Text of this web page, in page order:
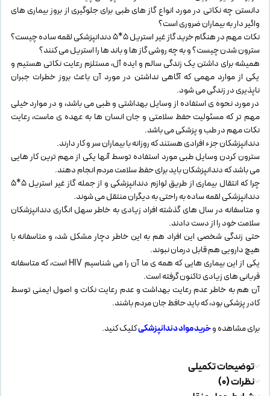
دانستن چه نکاتی در مورد انواع گاز های طبی برای جلوگیری از بروز بیماری های
واگیر دار به بیماران ضروری است؟
نکات مهم در هنگام خرید گاز غیر استریل ۵*۵ دندانپزشکی لقمه ساده چیست؟
سترون شدن چیست؟ و به چه روشی گاز ها و باند ها را استریل می کنند؟
همیشه برای داشتن یک زندگی سالم و ایده آل، مستلزم رعایت نکاتی هستیم و
یکی از موارد مهمی که آگاهی نداشتن در مورد آن باعث بروز خطرات جبران
ناپذیری در زندگی می شود.
در مورد نحوه ی استفاده از وسایل بهداشتی و طبی می باشد، و در موارد خیلی
مهم تر که مسئولیت حفظ سلامتی و جان انسان ها به عهده ی ماست، رعایت
نکات مهم در طب و پزشکی می باشد.
دندانپزشکان جزء افرادی هستند که روزانه با بیماران سر و کار دارند.
سترون کردن وسایل طبی مورد استفاده توسط آنها یکی از مهم ترین کار هایی
می باشد که دندانپزشکان باید برای حفظ سلامت مردم انجام دهند.
چرا که انتقال بیماری از طریق لوازم دندانپزشکی و از جمله گاز غیر استریل ۵*۵
دندانپزشکی لقمه ساده به راحتی به دیگران منتقل می شوند.
و متاسفانه در سال های گذشته افراد زیادی به خاطر سهل انگاری دندانپزشکان
سلامت خود را از دست دادند.
حتی زندگی شخصی این افراد هم به این خاطر دچار مشکل شد، و متاسفانه با
هیچ دارویی هم قابل درمان نبوند.
یکی از این بیماری هایی که همه ی ما آن را می شناسیم HIV است، که متاسفانه
قربانی های زیادی تاکنون گرفته است.
آن هم به خاطر عدم رعایت بهداشت و عدم رعایت نکات و اصول ایمنی توسط
کادر پزشکی بود، که باید حافظ جان مردم باشند.
برای مشاهده وخرید مواد دندانپزشکیکلیک کنید.
توضیحات تکمیلی
نظرات (0)